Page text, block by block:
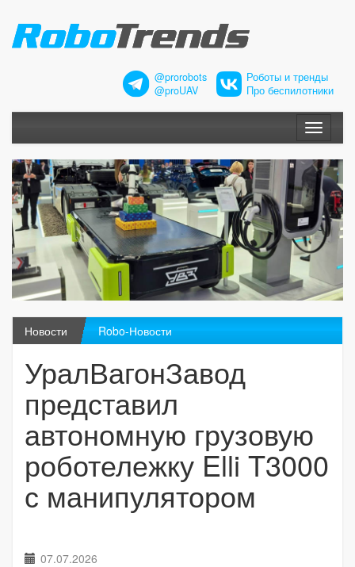
@prorobots
@proUAV
Роботы и тренды
Про беспилотники
Меню
Новости Robo-Новости
УралВагонЗавод
представил
автономную грузовую
роботележку Elli T3000
с манипулятором
07.07.2026